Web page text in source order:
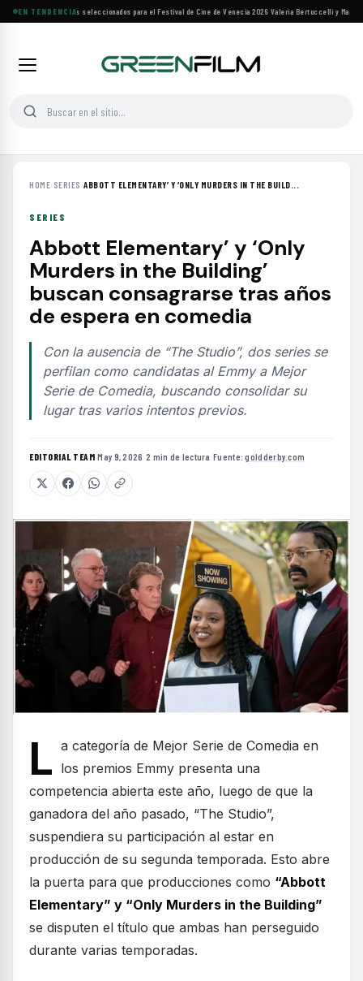
EN TENDENCIA
Siete filmes árabes seleccionados para el Festival de Cine de Venecia 2026·Valeria Bertuccelli y Martín
HOME› SERIES ›ABBOTT ELEMENTARY’ Y ‘ONLY MURDERS IN THE BUILD...
SERIES
Abbott Elementary’ y ‘Only
Murders in the Building’
buscan consagrarse tras años
de espera en comedia
Con la ausencia de “The Studio”, dos series se
perfilan como candidatas al Emmy a Mejor
Serie de Comedia, buscando consolidar su
lugar tras varios intentos previos.
EDITORIAL TEAM·May 9, 2026 ·2 min de lectura ·Fuente:goldderby.com
L a categoría de Mejor Serie de Comedia en
los premios Emmy presenta una
competencia abierta este año, luego de que la
ganadora del año pasado, “The Studio”,
suspendiera su participación al estar en
producción de su segunda temporada. Esto abre
la puerta para que producciones como “Abbott
Elementary” y “Only Murders in the Building”
se disputen el título que ambas han perseguido
durante varias temporadas.